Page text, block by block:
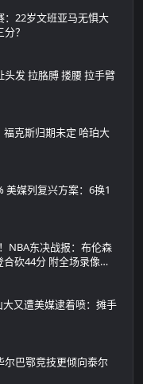
：22岁文班亚马无惧大
？
发 拉胳膊 搂腰 拉手臂
克斯归期未定 哈珀大
美媒列复兴方案：6换1
NBA东决战报：布伦森
砍44分 附全场录像回
又遭美媒逮着喷：摊手
尔巴鄂竞技更倾向泰尔